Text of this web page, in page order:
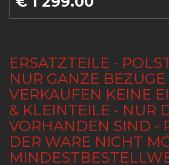
ERSATZTEILE -
NUR GANZE
VERKAUFEN KEINE
& KLEINTEILE - NUR
VORHANDEN SIND -
DER WARE NICHT